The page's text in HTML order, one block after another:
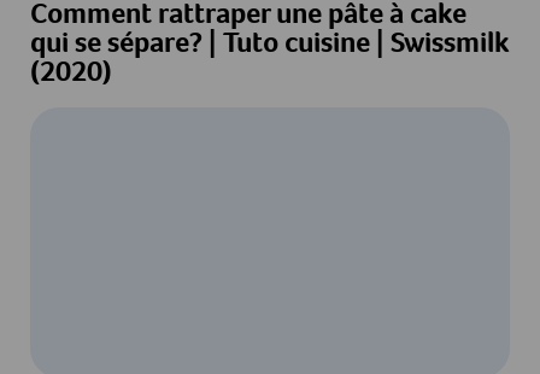
Comment rattraper une pâte à cake
qui se sépare? | Tuto cuisine | Swissmilk
(2020)